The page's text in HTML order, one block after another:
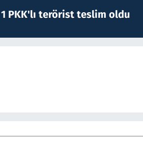
PKK'lı terörist teslim oldu